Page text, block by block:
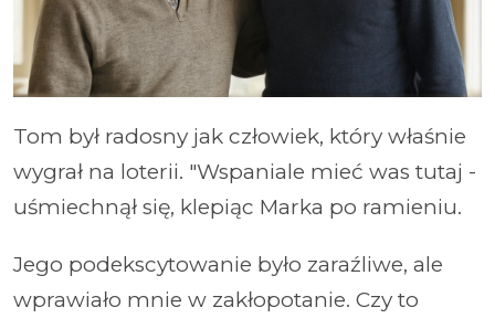
Tom był radosny jak człowiek, który właśnie
wygrał na loterii. "Wspaniale mieć was tutaj -
uśmiechnął się, klepiąc Marka po ramieniu.
Jego podekscytowanie było zaraźliwe, ale
wprawiało mnie w zakłopotanie. Czy to